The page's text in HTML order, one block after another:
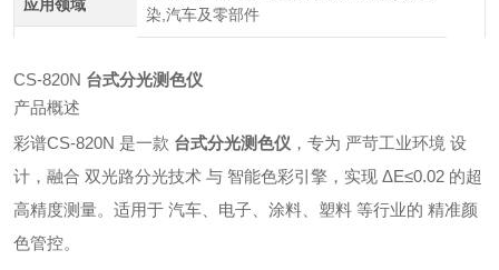
应用领域
染,汽车及零部件
CS-820N 台式分光测色仪
产品概述
彩谱CS-820N 是一款 台式分光测色仪 ，专为 严苛工业环境 设
计，融合 双光路分光技术 与 智能色彩引擎，实现 ΔE≤0.02 的超
高精度测量。适用于 汽车、电子、涂料、塑料 等行业的 精准颜
色管控。